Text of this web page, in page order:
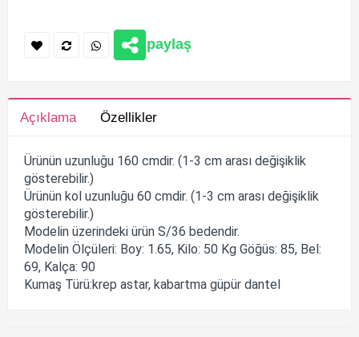
paylaş
Açıklama Özellikler
Ürünün uzunluğu 160 cmdir. (1-3 cm arası değişiklik
gösterebilir.)
Ürünün kol uzunluğu 60 cmdir. (1-3 cm arası değişiklik
gösterebilir.)
Modelin üzerindeki ürün S/36 bedendir.
Modelin Ölçüleri: Boy: 1.65, Kilo: 50 Kg Göğüs: 85, Bel:
69, Kalça: 90
Kumaş Türü:krep astar, kabartma güpür dantel